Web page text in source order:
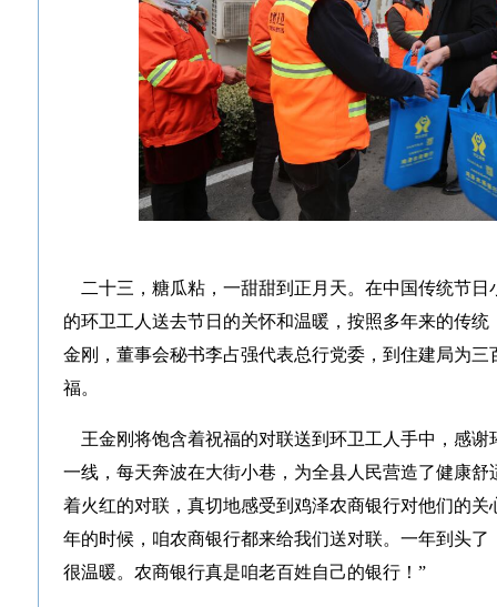
二十三，糖瓜粘，一甜甜到正月天。在中国传统节日
的环卫工人送去节日的关怀和温暖，按照多年来的传
金刚，董事会秘书李占强代表总行党委，到住建局为
福。
王金刚将饱含着祝福的对联送到环卫工人手中，感谢
一线，每天奔波在大街小巷，为全县人民营造了健康
着火红的对联，真切地感受到鸡泽农商银行对他们的
年的时候，咱农商银行都来给我们送对联。一年到头
很温暖。农商银行真是咱老百姓自己的银行！”